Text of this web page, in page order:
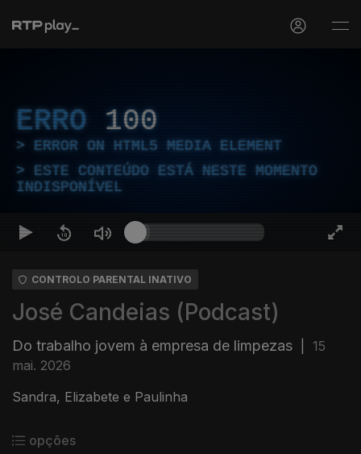
ERRO 100
ERROR ON HTML5 MEDIA ELEMENT
ESTE CONTEÚDO ESTÁ NESTE MOMENTO
INDISPONÍVEL
CONTROLO PARENTAL INATIVO
José Candeias (Podcast)
Do trabalho jovem à empresa de limpezas
15
mai. 2026
Sandra, Elizabete e Paulinha
opções